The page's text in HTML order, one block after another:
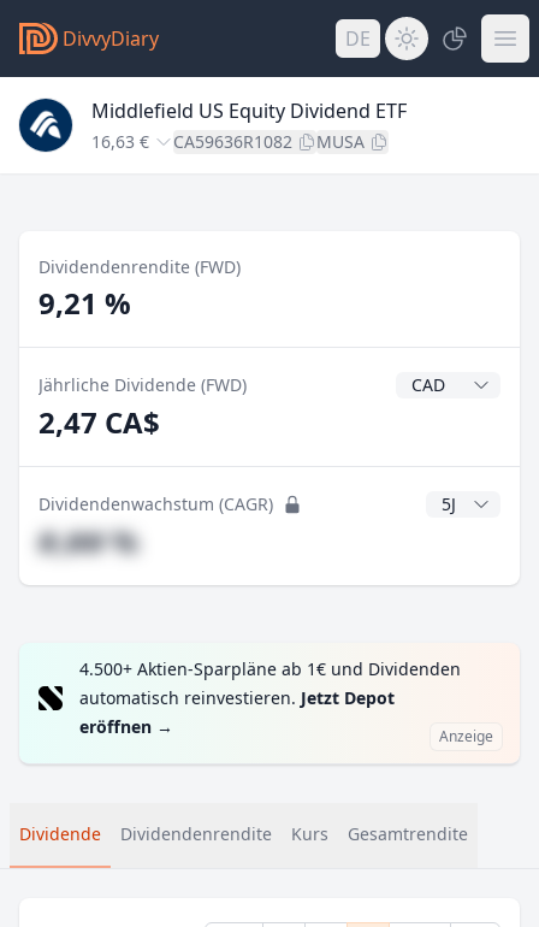
DivvyDiary DE
Middlefield US Equity Dividend ETF
16,63 € CA59636R1082 MUSA
Dividendenrendite (FWD)
9,21 %
Jährliche Dividende (FWD)
2,47 CA$
Dividendenwachstum (CAGR) CAGR Jahre
#,## %
4.500+ Aktien-Sparpläne ab 1€ und Dividenden
automatisch reinvestieren. Jetzt Depot
eröffnen → Anzeige
Dividende Dividendenrendite Kurs Gesamtrendite